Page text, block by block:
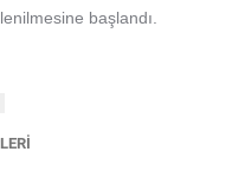
başlandı.